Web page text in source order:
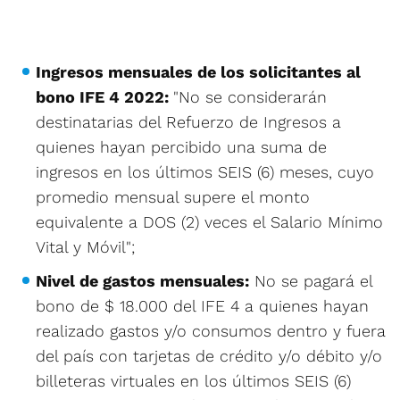
Ingresos mensuales de los solicitantes al
bono IFE 4 2022: "No se considerarán
destinatarias del Refuerzo de Ingresos a
quienes hayan percibido una suma de
ingresos en los últimos SEIS (6) meses, cuyo
promedio mensual supere el monto
equivalente a DOS (2) veces el Salario Mínimo
Vital y Móvil";
Nivel de gastos mensuales: No se pagará el
bono de $ 18.000 del IFE 4 a quienes hayan
realizado gastos y/o consumos dentro y fuera
del país con tarjetas de crédito y/o débito y/o
billeteras virtuales en los últimos SEIS (6)